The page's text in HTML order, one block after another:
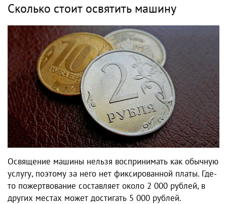
Сколько стоит освятить машину
Освящение машины нельзя воспринимать как обычную
услугу, поэтому за него нет фиксированной платы. Где-
то пожертвование составляет около 2 000 рублей, в
других местах может достигать 5 000 рублей.